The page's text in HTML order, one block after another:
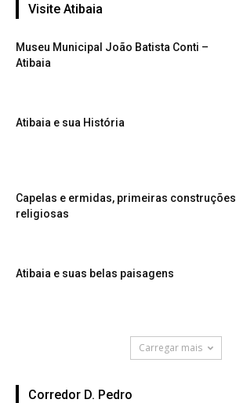
Visite Atibaia
Museu Municipal João Batista Conti –
Atibaia
Atibaia e sua História
Capelas e ermidas, primeiras construções
religiosas
Atibaia e suas belas paisagens
Carregar mais
Corredor D. Pedro